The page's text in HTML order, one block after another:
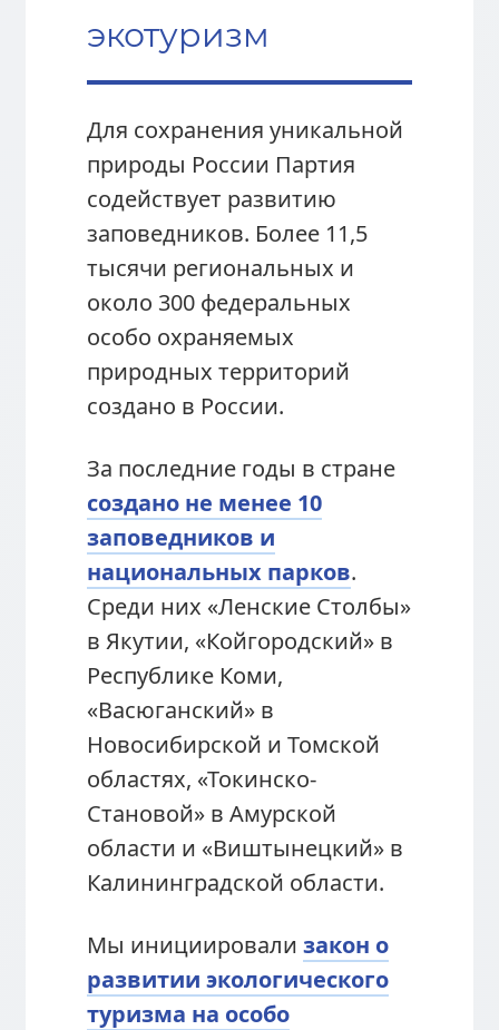
экотуризм
Для сохранения уникальной
природы России Партия
содействует развитию
заповедников. Более 11,5
тысячи региональных и
около 300 федеральных
особо охраняемых
природных территорий
создано в России.
За последние годы в стране
создано не менее 10
заповедников и
национальных парков.
Среди них «Ленские Столбы»
в Якутии, «Койгородский» в
Республике Коми,
«Васюганский» в
Новосибирской и Томской
областях, «Токинско-
Становой» в Амурской
области и «Виштынецкий» в
Калининградской области.
Мы инициировали закон о
развитии экологического
туризма на особо